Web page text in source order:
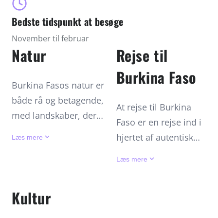
landskaber.
Bedste tidspunkt at besøge
November til februar
Natur
Burkina Fasos natur er
både rå og betagende,
med landskaber, der
paradis for dyreelskere,
hvor elefanter, antiloper
Læs mere keyboard_arrow_down
Rejse til
Burkina Faso
At rejse til Burkina
Faso er en rejse ind i
hjertet af autentisk
Læs mere keyboard_arrow_down
Kultur